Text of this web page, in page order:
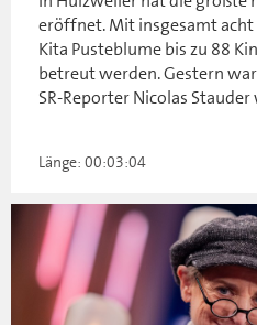
eröffnet. Mit insgesamt
Kita Pusteblume bis zu 88
betreut werden. Gestern
SR-Reporter Nicolas
Länge: 00:03:04